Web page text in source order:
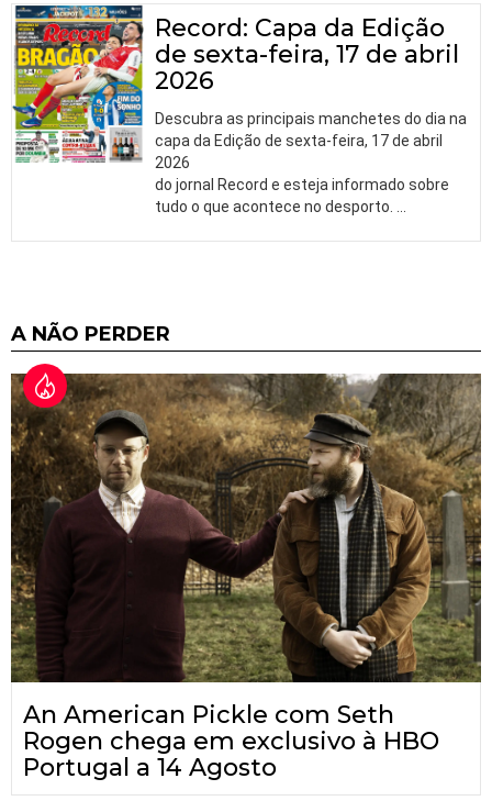
Record: Capa da Edição
de sexta-feira, 17 de abril
2026
Descubra as principais manchetes do dia na
capa da Edição de sexta-feira, 17 de abril
2026
do jornal Record e esteja informado sobre
tudo o que acontece no desporto.
A NÃO PERDER
An American Pickle com Seth
Rogen chega em exclusivo à HBO
Portugal a 14 Agosto